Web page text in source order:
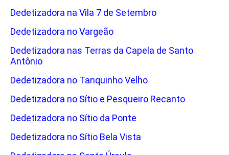
Dedetizadora na Vila 7 de Setembro
Dedetizadora no Vargeão
Dedetizadora nas Terras da Capela de Santo
Antônio
Dedetizadora no Tanquinho Velho
Dedetizadora no Sítio e Pesqueiro Recanto
Dedetizadora no Sítio da Ponte
Dedetizadora no Sítio Bela Vista